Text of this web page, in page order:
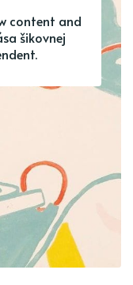
content and
šikovnej